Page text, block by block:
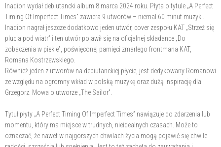
Inadion wydał debiutancki album 8 marca 2024 roku. Płyta o tytule „A Perfect
Timing Of Imperfect Times” zawiera 9 utworów – niemal 60 minut muzyki.
Inadion nagrał jeszcze dodatkowo jeden utwór, cover zespołu KAT „Strzeż się
plucia pod wiatr” i ten utwór pojawił się na oficjalnej składance „Do
zobaczenia w piekle”, poświęconej pamięci zmarłego frontmana KAT,
Romana Kostrzewskiego.
Również jeden z utworów na debiutanckiej płycie, jest dedykowany Romanowi
ze względu na ogromny wkład w polską muzykę oraz dużą inspirację dla
Grzegorz. Mowa o utworze „The Sailor”.
Tytuł płyty „A Perfect Timing Of Imperfect Times” nawiązuje do zdarzenia lub
momentu, który ma miejsce w trudnych, nieidealnych czasach. Może to
oznaczać, że nawet w najgorszych chwilach życia mogą pojawić się chwile